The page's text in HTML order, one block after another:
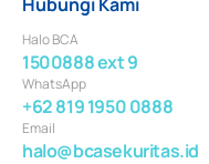
Halo BCA
1500888 ext 9
WhatsApp
+62 819 1950 0888
Email
halo@bcasekuritas.id